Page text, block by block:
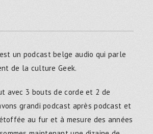
un podcast belge audio qui parle
de la culture Geek.
avec 3 bouts de corde et 2 de
grandi podcast après podcast et
étoffée au fur et à mesure des années